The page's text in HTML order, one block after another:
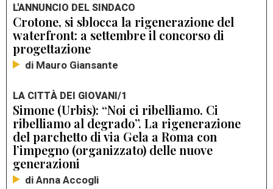
L'ANNUNCIO DEL SINDACO
Crotone, si sblocca la rigenerazione del
waterfront: a settembre il concorso di
progettazione
di Mauro Giansante
LA CITTÀ DEI GIOVANI/1
Simone (Urbis): “Noi ci ribelliamo. Ci
ribelliamo al degrado”. La rigenerazione
del parchetto di via Gela a Roma con
l’impegno (organizzato) delle nuove
generazioni
di Anna Accogli